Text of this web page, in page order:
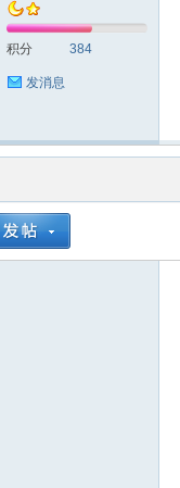
积分 384
发消息